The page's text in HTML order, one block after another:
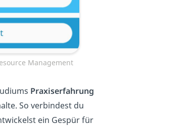
Management
Praxiserfahrung
So verbindest du
ein Gespür für